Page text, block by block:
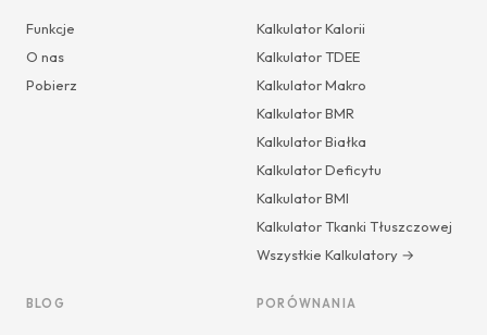
Funkcje
O nas
Pobierz
Kalkulator Kalorii
Kalkulator TDEE
Kalkulator Makro
Kalkulator BMR
Kalkulator Białka
Kalkulator Deficytu
Kalkulator BMI
Kalkulator Tkanki Tłuszczowej
Wszystkie Kalkulatory →
BLOG PORÓWNANIA